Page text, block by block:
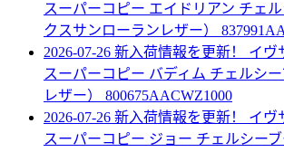
スーパーコピー エイドリアン チェ
クスサンローランレザー）
2026-07-26 新入荷情報を更新！ イヴ
スーパーコピー バディム チェルシ
レザー） 800675AACWZ1000
2026-07-26 新入荷情報を更新！ イヴ
スーパーコピー ジョー チェルシー